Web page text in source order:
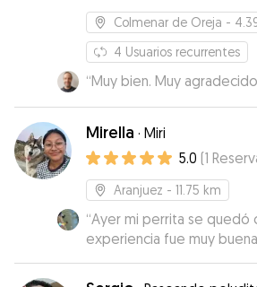
Colmenar de Oreja -
4 Usuarios recurrentes
“Muy bien. Muy
Mirella · Miri
5.0 (1
Aranjuez - 11.75 km
“Ayer mi perrita se quedó
experiencia fue muy buena . Habiendo
tantas experiencias con
que no es de las que más